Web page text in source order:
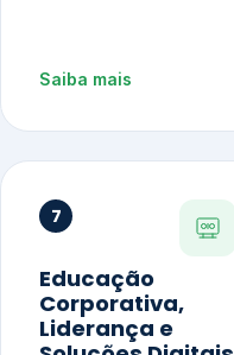
Saiba mais
7
Educação
Corporativa,
Liderança e